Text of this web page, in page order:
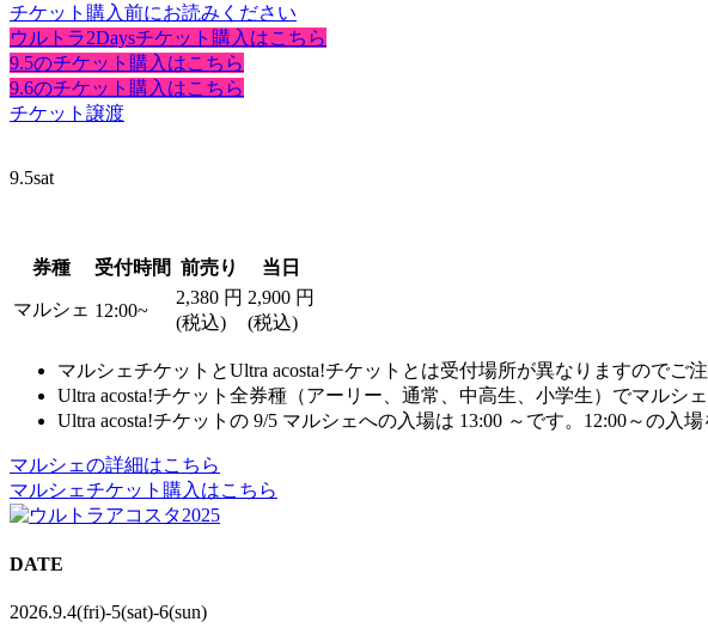
チケット購入前にお読みください
ウルトラ2Daysチケット購入はこちら
9.5のチケット購入はこちら
9.6のチケット購入はこちら
チケット譲渡
9.5sat
券種 受付時間 前売り 当日
マルシェ 12:00~
2,380 円
(税込)
2,900 円
(税込)
マルシェチケットとUltra acosta!チケットとは受付場所が異なりますのでご
Ultra acosta!チケット全券種（アーリー、通常、中高生、小学生）でマルシ
Ultra acosta!チケットの 9/5 マルシェへの入場は 13:00 ～です。12:00～の入
マルシェの詳細はこちら
マルシェチケット購入はこちら
DATE
2026.9.4(fri)-5(sat)-6(sun)